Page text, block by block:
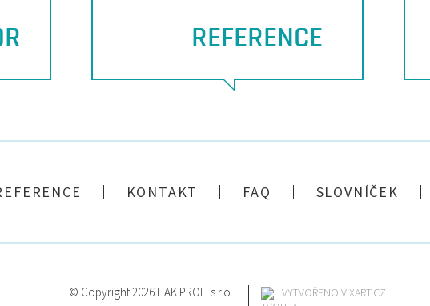
REFERENCE
KONTAKT FAQ SLOVNÍČEK
© Copyright 2026 HAK PROFI s.r.o. VYTVOŘENO V XART.CZ